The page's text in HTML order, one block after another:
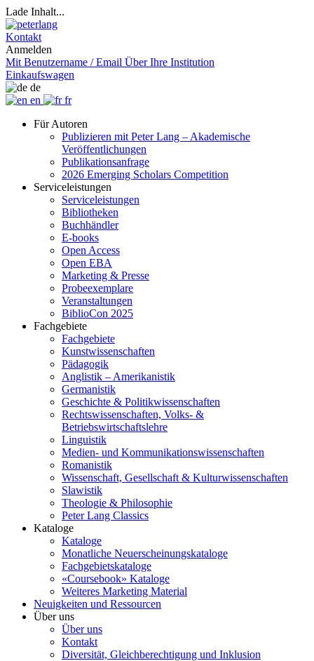
Lade Inhalt...
Kontakt
Anmelden
Mit Benutzername / Email Über Ihre Institution
Einkaufswagen
de
en
fr
Für Autoren
Publizieren mit Peter Lang – Akademische
Veröffentlichungen
Publikationsanfrage
2026 Emerging Scholars Competition
Serviceleistungen
Serviceleistungen
Bibliotheken
Buchhändler
E-books
Open Access
Open EBA
Marketing & Presse
Probeexemplare
Veranstaltungen
BiblioCon 2025
Fachgebiete
Fachgebiete
Kunstwissenschaften
Pädagogik
Anglistik – Amerikanistik
Germanistik
Geschichte & Politikwissenschaften
Rechtswissenschaften, Volks- &
Betriebswirtschaftslehre
Linguistik
Medien- und Kommunikationswissenschaften
Romanistik
Wissenschaft, Gesellschaft & Kulturwissenschaften
Slawistik
Theologie & Philosophie
Peter Lang Classics
Kataloge
Kataloge
Monatliche Neuerscheinungskataloge
Fachgebietskataloge
«Coursebook» Kataloge
Weiteres Marketing Material
Neuigkeiten und Ressourcen
Über uns
Über uns
Kontakt
Diversität, Gleichberechtigung und Inklusion